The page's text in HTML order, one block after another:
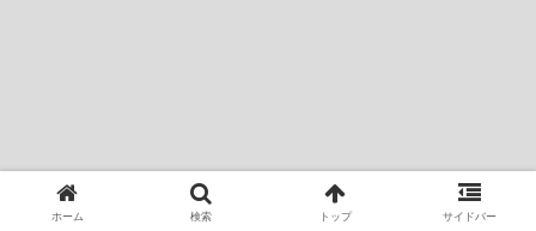
ホーム 検索 トップ サイドバー